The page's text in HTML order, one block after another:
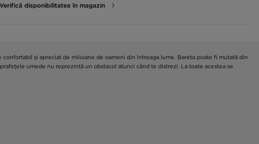
Verifică disponibilitatea în magazin
și apreciat de milioane de oameni din întreaga lume. Bareta poate fi mutată din
umede nu reprezintă un obstacol atunci când te distrezi. La toate acestea se